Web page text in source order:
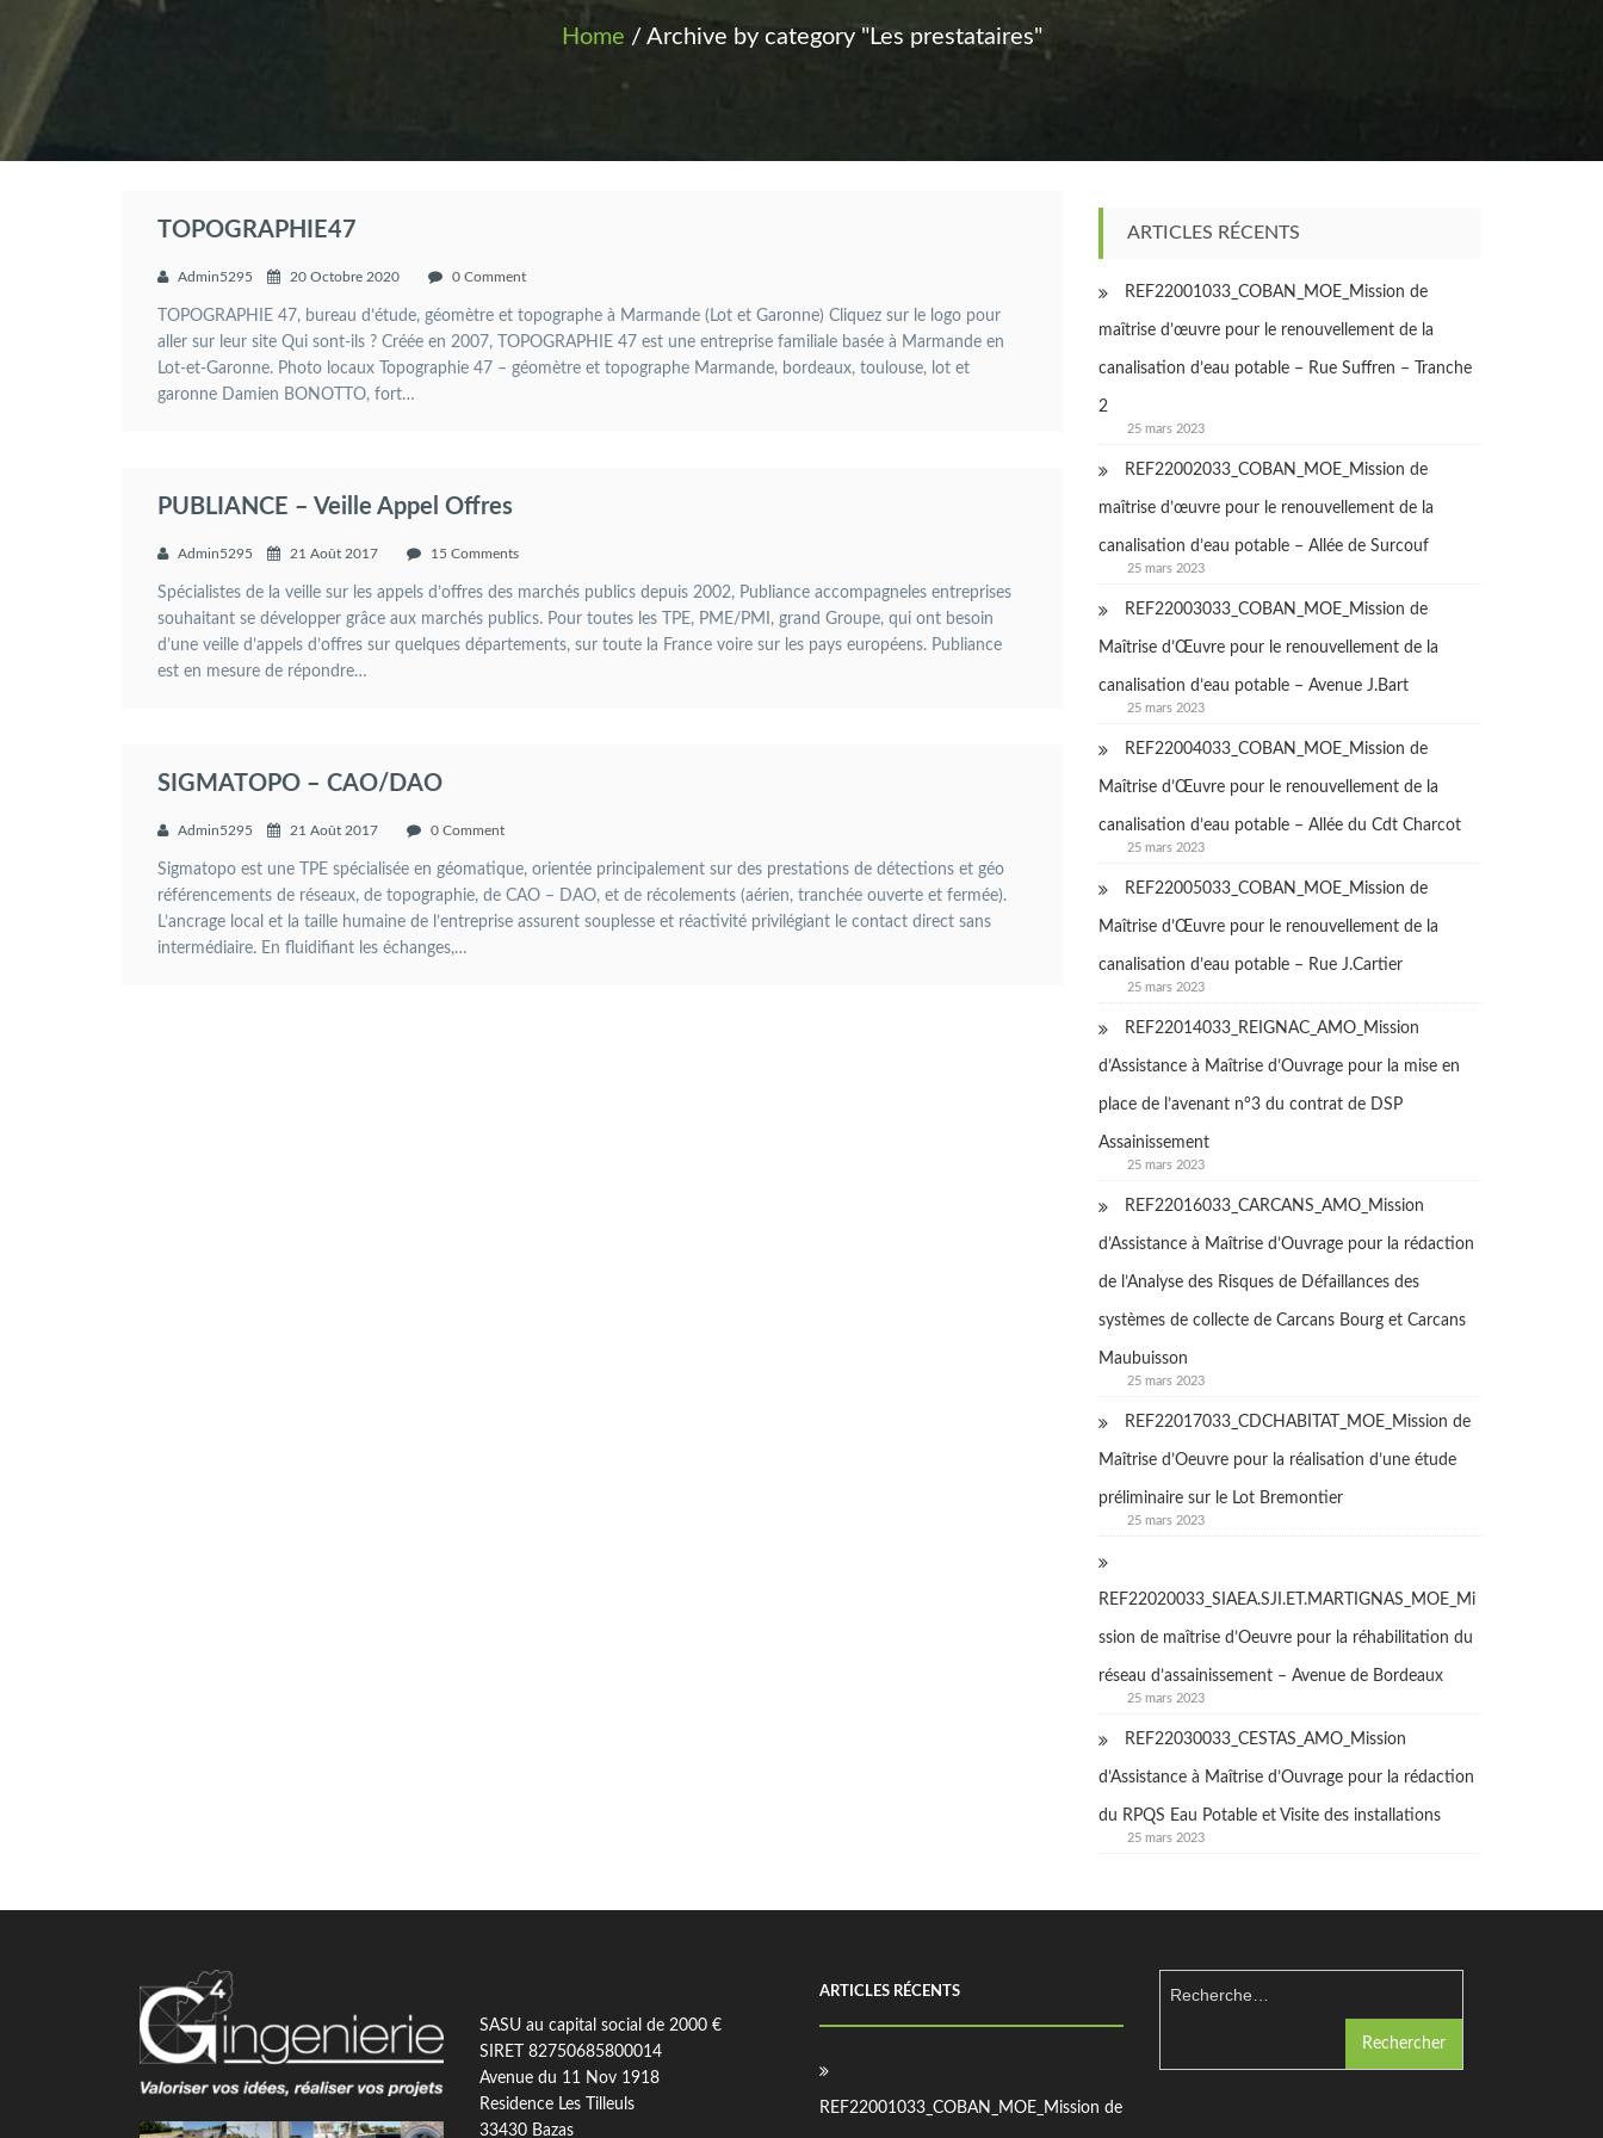
Home / Archive by category "Les prestataires"
TOPOGRAPHIE47
Admin5295 20 Octobre 2020 0 Comment
TOPOGRAPHIE 47, bureau d’étude, géomètre et topographe à Marmande (Lot et Garonne) Cliquez sur le logo pour
aller sur leur site Qui sont-ils ? Créée en 2007, TOPOGRAPHIE 47 est une entreprise familiale basée à Marmande en
Lot-et-Garonne. Photo locaux Topographie 47 – géomètre et topographe Marmande, bordeaux, toulouse, lot et
garonne Damien BONOTTO, fort…
PUBLIANCE – Veille Appel Offres
Admin5295 21 Août 2017 15 Comments
Spécialistes de la veille sur les appels d’offres des marchés publics depuis 2002, Publiance accompagneles entreprises
souhaitant se développer grâce aux marchés publics. Pour toutes les TPE, PME/PMI, grand Groupe, qui ont besoin
d’une veille d’appels d’offres sur quelques départements, sur toute la France voire sur les pays européens. Publiance
est en mesure de répondre…
SIGMATOPO – CAO/DAO
Admin5295 21 Août 2017 0 Comment
Sigmatopo est une TPE spécialisée en géomatique, orientée principalement sur des prestations de détections et géo
référencements de réseaux, de topographie, de CAO – DAO, et de récolements (aérien, tranchée ouverte et fermée).
L’ancrage local et la taille humaine de l’entreprise assurent souplesse et réactivité privilégiant le contact direct sans
intermédiaire. En fluidifiant les échanges,…
ARTICLES RÉCENTS
REF22001033_COBAN_MOE_Mission de
maîtrise d’œuvre pour le renouvellement de la
canalisation d’eau potable – Rue Suffren – Tranche
2
25 mars 2023
REF22002033_COBAN_MOE_Mission de
maîtrise d’œuvre pour le renouvellement de la
canalisation d’eau potable – Allée de Surcouf
25 mars 2023
REF22003033_COBAN_MOE_Mission de
Maîtrise d’Œuvre pour le renouvellement de la
canalisation d’eau potable – Avenue J.Bart
25 mars 2023
REF22004033_COBAN_MOE_Mission de
Maîtrise d’Œuvre pour le renouvellement de la
canalisation d’eau potable – Allée du Cdt Charcot
25 mars 2023
REF22005033_COBAN_MOE_Mission de
Maîtrise d’Œuvre pour le renouvellement de la
canalisation d’eau potable – Rue J.Cartier
25 mars 2023
REF22014033_REIGNAC_AMO_Mission
d’Assistance à Maîtrise d’Ouvrage pour la mise en
place de l’avenant n°3 du contrat de DSP
Assainissement
25 mars 2023
REF22016033_CARCANS_AMO_Mission
d’Assistance à Maîtrise d’Ouvrage pour la rédaction
de l’Analyse des Risques de Défaillances des
systèmes de collecte de Carcans Bourg et Carcans
Maubuisson
25 mars 2023
REF22017033_CDCHABITAT_MOE_Mission de
Maîtrise d’Oeuvre pour la réalisation d’une étude
préliminaire sur le Lot Bremontier
25 mars 2023
REF22020033_SIAEA.SJI.ET.MARTIGNAS_MOE_Mi
ssion de maîtrise d’Oeuvre pour la réhabilitation du
réseau d’assainissement – Avenue de Bordeaux
25 mars 2023
REF22030033_CESTAS_AMO_Mission
d’Assistance à Maîtrise d’Ouvrage pour la rédaction
du RPQS Eau Potable et Visite des installations
25 mars 2023
SASU au capital social de 2000 €
SIRET 82750685800014
Avenue du 11 Nov 1918
Residence Les Tilleuls
33430 Bazas
ARTICLES RÉCENTS
REF22001033_COBAN_MOE_Mission de